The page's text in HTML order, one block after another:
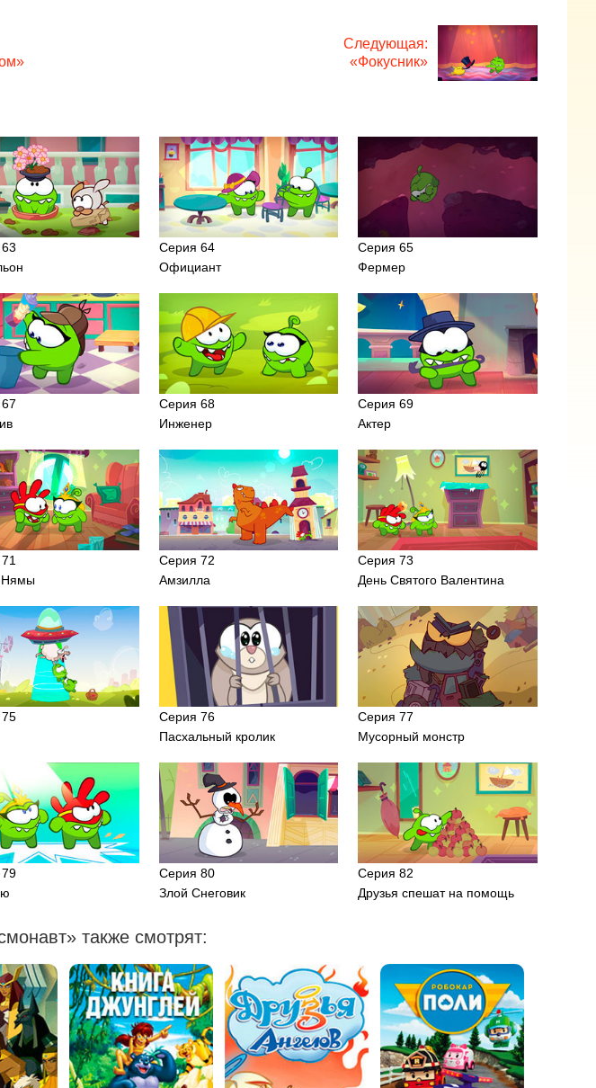
Следующая:
«Фокусник»
Серия 64
Официант
Серия 65
Фермер
Серия 68
Инженер
Серия 69
Актер
Нямы
Серия 72
Амзилла
Серия 73
День Святого Валентина
Серия 76
Пасхальный кролик
Серия 77
Мусорный монстр
Серия 80
Злой Снеговик
Серия 82
Друзья спешат на помощь
также смотрят: